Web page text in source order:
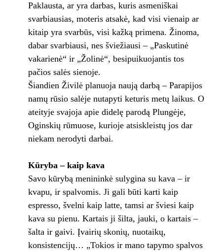
Paklausta, ar yra darbas, kuris asmeniškai
svarbiausias, moteris atsakė, kad visi vienaip ar
kitaip yra svarbūs, visi kažką primena. Žinoma,
dabar svarbiausi, nes šviežiausi – „Paskutinė
vakarienė“ ir „Žolinė“, besipuikuojantis tos
pačios salės sienoje.
Šiandien Živilė planuoja naują darbą – Parapijos
namų rūsio salėje nutapyti keturis metų laikus. O
ateityje svajoja apie didelę parodą Plungėje,
Oginskių rūmuose, kurioje atsiskleistų jos dar
niekam nerodyti darbai.
Kūryba – kaip kava
Savo kūrybą menininkė sulygina su kava – ir
kvapu, ir spalvomis. Ji gali būti karti kaip
espresso, švelni kaip latte, tamsi ar šviesi kaip
kava su pienu. Kartais ji šilta, jauki, o kartais –
šalta ir gaivi. Įvairių skonių, nuotaikų,
konsistencijų… „Tokios ir mano tapymo spalvos